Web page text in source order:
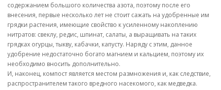
содержанием большого количества азота, поэтому после его
внесения, первые несколько лет не стоит сажать на удобренные им
грядки растения, имеющие свойство к усиленному накоплению
нитратов: свеклу, редис, шпинат, салаты, а выращивать на таких
грядках огурцы, тыкву, кабачки, капусту. Наряду с этим, данное
удобрение недостаточно богато магнием и кальцием, поэтому их
необходимо вносить дополнительно.
И, наконец, компост является местом размножения и, как следствие,
распространителем такого вредного насекомого, как медведка.